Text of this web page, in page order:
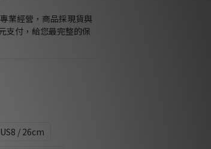
業經營，商品採現貨與
支付，給您最完整的保
US8 / 26cm